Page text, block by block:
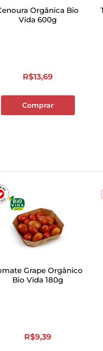
Orgânica Bio
Vida 600g
R$13,69
Comprar
Grape Orgânico
Bio Vida 180g
R$9,39
8
leite